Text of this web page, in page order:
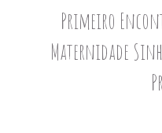
Primeiro
Maternidade